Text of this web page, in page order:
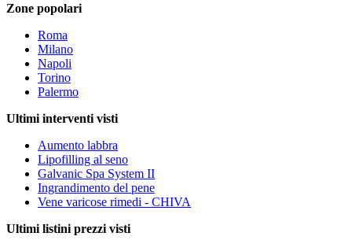
Zone popolari
Roma
Milano
Napoli
Torino
Palermo
Ultimi interventi visti
Aumento labbra
Lipofilling al seno
Galvanic Spa System II
Ingrandimento del pene
Vene varicose rimedi - CHIVA
Ultimi listini prezzi visti